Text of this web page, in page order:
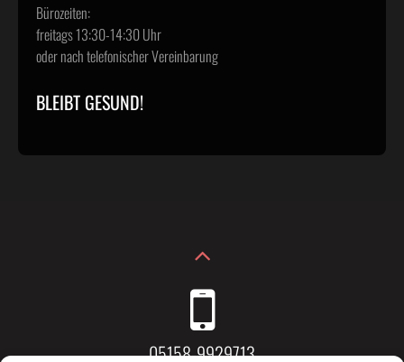
Bürozeiten:
freitags 13:30-14:30 Uhr
oder nach telefonischer Vereinbarung
BLEIBT GESUND!
05158-9929713